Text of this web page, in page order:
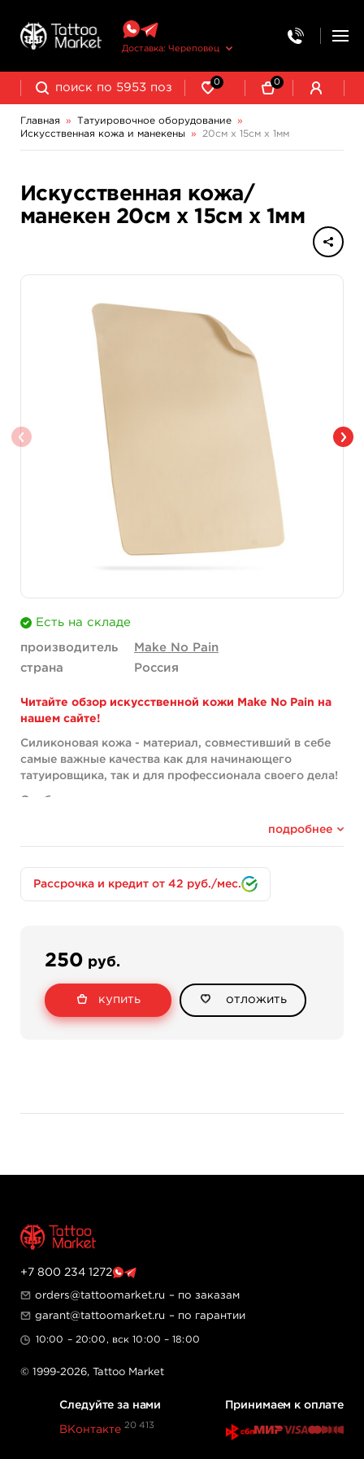
Доставка: Череповец
0 0
Главная » Татуировочное оборудование
»
Искусственная кожа и манекены
» 20см х 15см х 1мм
Искусственная кожа/
манекен 20см х 15см х 1мм
Есть на складе
производитель
Make No Pain
страна
Россия
Читайте обзор искусственной кожи Make No Pain на
нашем сайте!
Силиконовая кожа - материал, совместивший в себе
самые важные качества как для начинающего
татуировщика, так и для профессионала своего дела!
Особенности:
Сравнительно мягкий силикон, который дает
Натуральный телесный цвет
Двусторонняя поверхность - вы можете реализовать
нанесения татуировки
Лишняя краска легко смывается с поверхности
мыльным раствором или обычной водой и салфеткой
Размер: 20см х 15см
подробнее
Рассрочка и кредит от 42 руб./мес.
250 руб.
купить отложить
+7 800 234 1272
orders@tattoomarket.ru – по заказам
garant@tattoomarket.ru – по гарантии
10:00 – 20:00, вск 10:00 – 18:00
© 1999-2026, Tattoo Market
Следуйте за нами
ВКонтакте 20 413
Принимаем к оплате